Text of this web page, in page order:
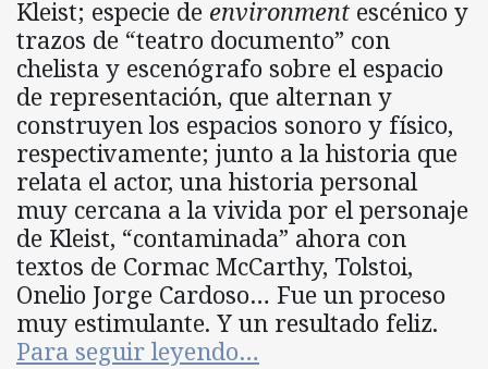
Kleist; especie de environment escénico y
trazos de “teatro documento” con
chelista y escenógrafo sobre el espacio
de representación, que alternan y
construyen los espacios sonoro y físico,
respectivamente; junto a la historia que
relata el actor, una historia personal
muy cercana a la vivida por el personaje
de Kleist, “contaminada” ahora con
textos de Cormac McCarthy, Tolstoi,
Onelio Jorge Cardoso… Fue un proceso
muy estimulante. Y un resultado feliz.
Para seguir leyendo…